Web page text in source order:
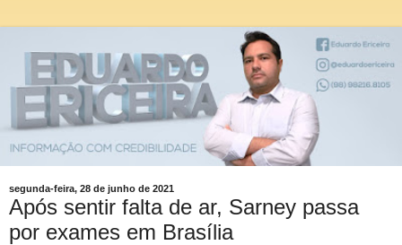
segunda-feira, 28 de junho de 2021
Após sentir falta de ar, Sarney passa
por exames em Brasília